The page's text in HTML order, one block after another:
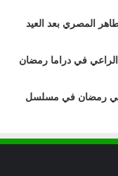
المصري بعد العيد
الراعي في دراما رمضان
في رمضان في مسلسل